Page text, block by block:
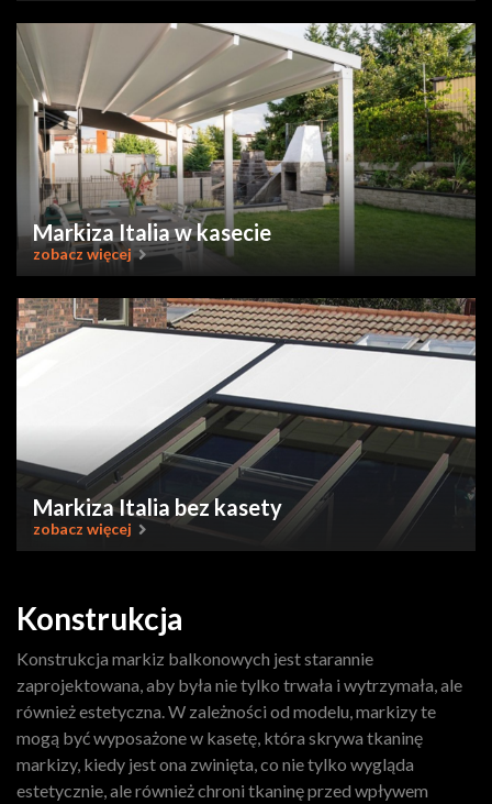
Markiza Italia w kasecie
zobacz więcej
Markiza Italia bez kasety
zobacz więcej
Konstrukcja
Konstrukcja markiz balkonowych jest starannie
zaprojektowana, aby była nie tylko trwała i wytrzymała, ale
również estetyczna. W zależności od modelu, markizy te
mogą być wyposażone w kasetę, która skrywa tkaninę
markizy, kiedy jest ona zwinięta, co nie tylko wygląda
estetycznie, ale również chroni tkaninę przed wpływem